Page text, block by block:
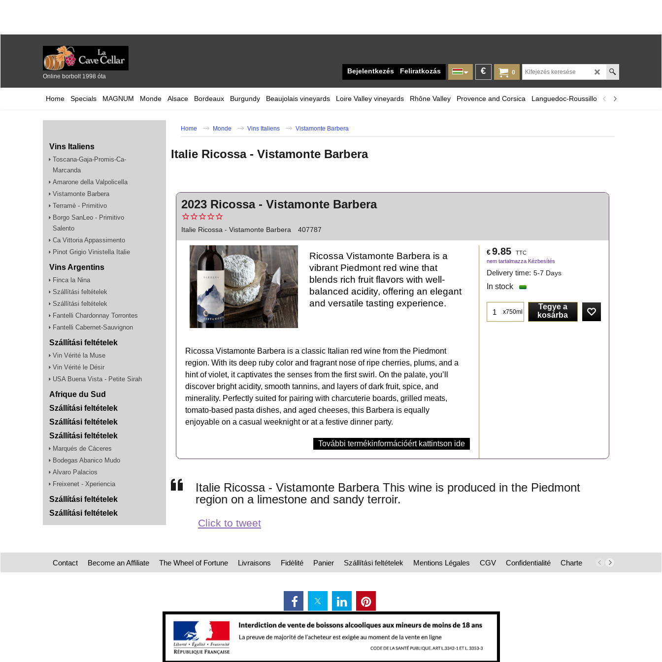
Online borbolt 1998 óta
0
€
Bejelentkezés Feliratkozás
Home Specials MAGNUM Monde Alsace Bordeaux Burgundy Beaujolais vineyards Loire Valley vineyards Rhône Valley Provence and Corsica Languedoc-Roussillon A selection of
Vins Italiens
Toscana-Gaja-Promis-Ca-
Marcanda
Amarone della Valpolicella
Vistamonte Barbera
Terramè - Primitivo
Borgo SanLeo - Primitivo
Salento
Ca Vittoria Appassimento
Pinot Grigio Vinistella Italie
Vins Argentins
Finca la Nina
Szállítási feltételek
Szállítási feltételek
Fantelli Chardonnay Torrontes
Fantelli Cabernet-Sauvignon
Szállítási feltételek
Vin Vérité la Muse
Vin Vérité le Désir
USA Buena Vista - Petite Sirah
Afrique du Sud
Szállítási feltételek
Szállítási feltételek
Szállítási feltételek
Marqués de Cáceres
Bodegas Abanico Mudo
Alvaro Palacios
Freixenet - Xperiencia
Szállítási feltételek
Szállítási feltételek
Home Monde Vins Italiens Vistamonte Barbera
Italie Ricossa - Vistamonte Barbera
2023 Ricossa - Vistamonte Barbera
Italie Ricossa - Vistamonte Barbera 407787
€ 9.85
TTC
nem tartalmazza Kézbesítés
Delivery time: 5-7 Days
In stock
x750ml
Tegye a
kosárba
Ricossa Vistamonte Barbera is a
vibrant Piedmont red wine that
blends rich fruit flavors with well-
balanced acidity, offering an elegant
and versatile tasting experience.
Ricossa Vistamonte Barbera is a classic Italian red wine from the Piedmont
region. With its deep ruby color and fragrant nose of ripe cherries, plums, and a
hint of violet, it captivates the senses from the first swirl. On the palate, you’ll
discover bright acidity, smooth tannins, and layers of dark fruit, spice, and
minerality. Perfectly suited for pairing with charcuterie boards, grilled meats,
tomato-based pasta dishes, and aged cheeses, this Barbera is equally
enjoyable on a casual weeknight or at a festive dinner party.
További termékinformációért kattintson ide
Italie Ricossa - Vistamonte Barbera This wine is produced in the Piedmont
region on a limestone and sandy terroir.
Click to tweet
Contact Become an Affiliate The Wheel of Fortune Livraisons Fidèlité Panier Szállítási feltételek Mentions Légales CGV Confidentialité Charte NewsLetter